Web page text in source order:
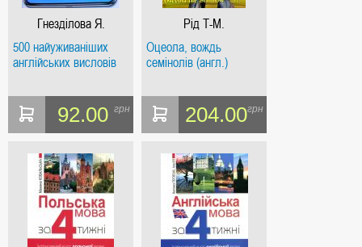
Гнезділова Я.
500 найуживаніших
англійських висловів
92.00 грн
Рід Т-М.
Оцеола, вождь
семінолів (англ.)
204.00грн